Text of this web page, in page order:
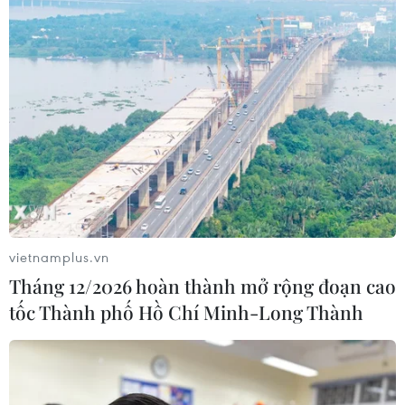
vietnamplus.vn
Tháng 12/2026 hoàn thành mở rộng đoạn cao
tốc Thành phố Hồ Chí Minh-Long Thành